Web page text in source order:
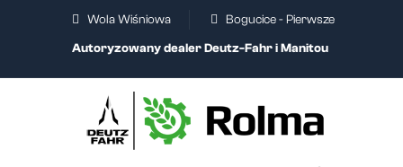
Wola Wiśniowa
Bogucice - Pierwsze
Autoryzowany dealer Deutz-Fahr i Manitou